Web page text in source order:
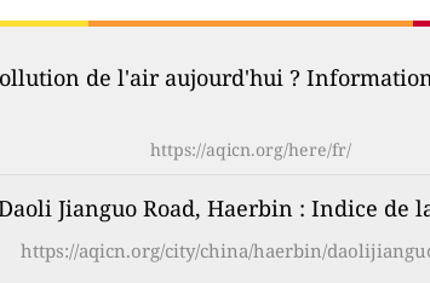
de l'air aujourd'hui ?
https://aqicn.org/here/fr/
Jianguo Road, Haerbin : Indice de
https://aqicn.org/city/china/haerbin/